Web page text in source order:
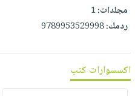
مجلدات:1
ردمك:9789953529998
اكسسوارات كتب